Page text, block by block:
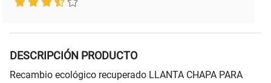
DESCRIPCIÓN PRODUCTO
Recambio ecológico recuperado LLANTA CHAPA PARA